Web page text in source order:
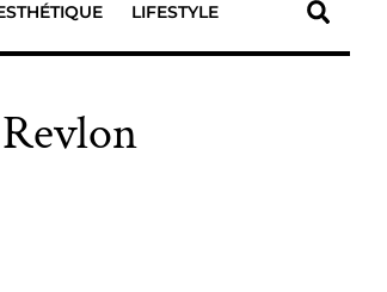
LIFESTYLE